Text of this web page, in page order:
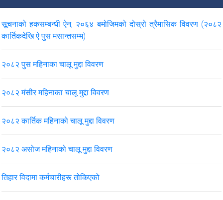
सूचनाको हकसम्बन्धी ऐन, २०६४ बमोजिमको दोस्रो त्रैमासिक विवरण (२०८२
कार्तिकदेखि ऐ पुस मसान्तसम्म)
२०८२ पुस महिनाका चालू मुद्दा विवरण
२०८२ मंसीर महिनाका चालू मुद्दा विवरण
२०८२ कार्तिक महिनाको चालू मुद्दा विवरण
२०८२ असोज महिनाको चालू मुद्दा विवरण
तिहार विदामा कर्मचारीहरू तोकिएको